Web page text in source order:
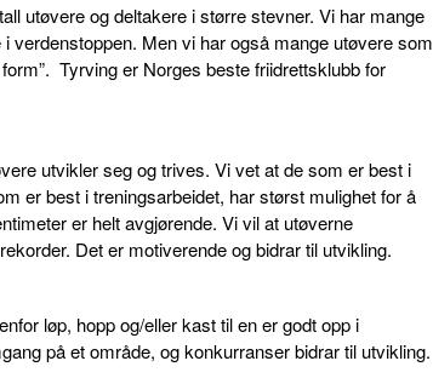
utøvere og deltakere i større stevner. Vi har mange
Men vi har også mange utøvere som
Tyrving er Norges beste friidrettsklubb for
utvikler seg og trives. Vi vet at de som er best i
er best i treningsarbeidet, har størst mulighet for å
er helt avgjørende. Vi vil at utøverne
Det er motiverende og bidrar til utvikling.
løp, hopp og/eller kast til en er godt opp i
på et område, og konkurranser bidrar til utvikling.